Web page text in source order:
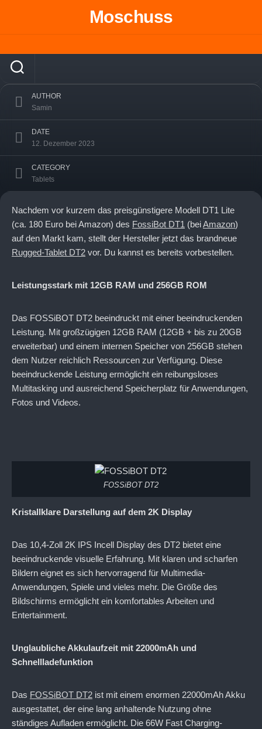
Moschuss
AUTHOR
Samin
DATE
12. Dezember 2023
CATEGORY
Tablets
Nachdem vor kurzem das preisgünstigere Modell DT1 Lite
(ca. 180 Euro bei Amazon) des FossiBot DT1 (beiAmazon)
auf den Markt kam, stellt der Hersteller jetzt das brandneue
Rugged-Tablet DT2 vor. Du kannst es bereits vorbestellen.
Leistungsstark mit 12GB RAM und 256GB ROM
Das FOSSiBOT DT2 beeindruckt mit einer beeindruckenden
Leistung. Mit großzügigen 12GB RAM (12GB + bis zu 20GB
erweiterbar) und einem internen Speicher von 256GB stehen
dem Nutzer reichlich Ressourcen zur Verfügung. Diese
beeindruckende Leistung ermöglicht ein reibungsloses
Multitasking und ausreichend Speicherplatz für Anwendungen,
Fotos und Videos.
FOSSiBOT DT2
Kristallklare Darstellung auf dem 2K Display
Das 10,4-Zoll 2K IPS Incell Display des DT2 bietet eine
beeindruckende visuelle Erfahrung. Mit klaren und scharfen
Bildern eignet es sich hervorragend für Multimedia-
Anwendungen, Spiele und vieles mehr. Die Größe des
Bildschirms ermöglicht ein komfortables Arbeiten und
Entertainment.
Unglaubliche Akkulaufzeit mit 22000mAh und
Schnellladefunktion
Das FOSSiBOT DT2 ist mit einem enormen 22000mAh Akku
ausgestattet, der eine lang anhaltende Nutzung ohne
ständiges Aufladen ermöglicht. Die 66W Fast Charging-